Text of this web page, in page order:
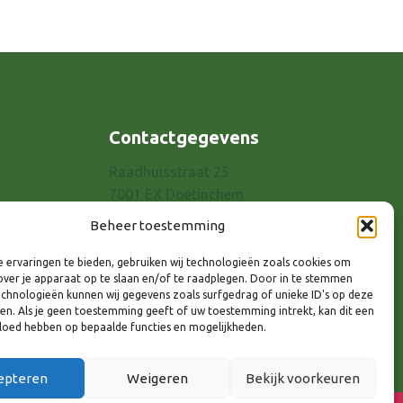
Beheer toestemming
ervaringen te bieden, gebruiken wij technologieën zoals cookies om
je apparaat op te slaan en/of te raadplegen. Door in te stemmen
kunnen wij gegevens zoals surfgedrag of unieke ID's op deze
Als je geen toestemming geeft of uw toestemming intrekt, kan dit een
hebben op bepaalde functies en mogelijkheden.
Weigeren Bekijk voorkeuren
Contactgegevens
E-mail: info@8rhk.nl
Privacyverklaring
Cookieverklaring
Disclaimer